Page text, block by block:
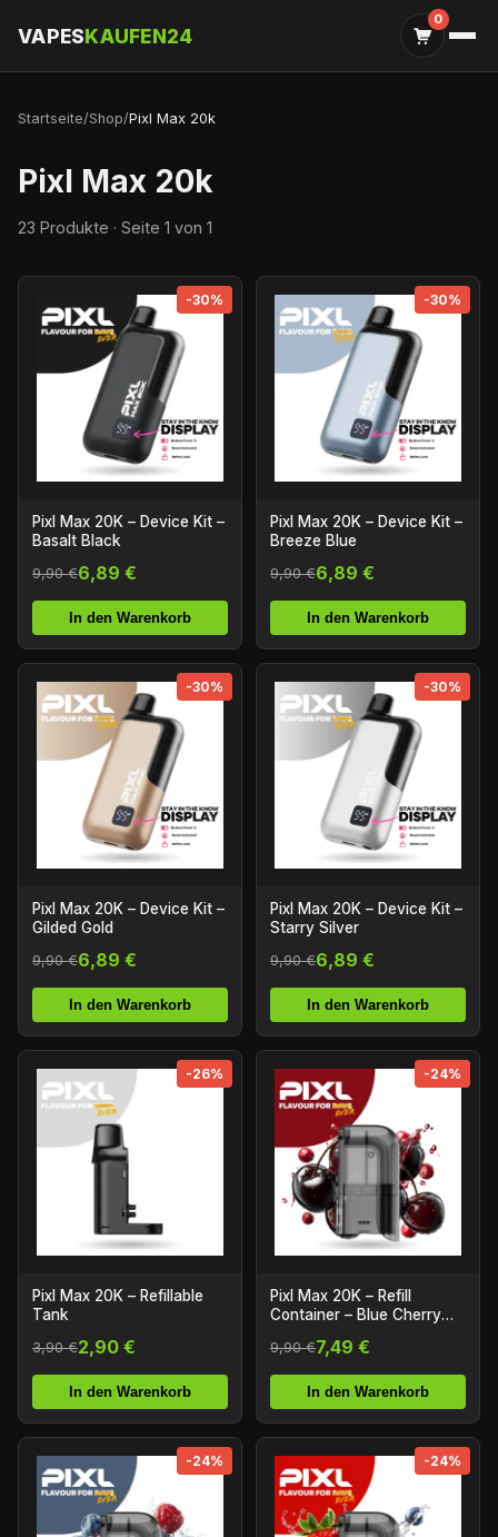
VAPESKAUFEN24
0
Startseite/Shop/Pixl Max 20k
Pixl Max 20k
23 Produkte · Seite 1 von 1
-30%
Pixl Max 20K – Device Kit –
Basalt Black
9,90 €6,89 €
In den Warenkorb
-30%
Pixl Max 20K – Device Kit –
Breeze Blue
9,90 €6,89 €
In den Warenkorb
-30%
Pixl Max 20K – Device Kit –
Gilded Gold
9,90 €6,89 €
In den Warenkorb
-30%
Pixl Max 20K – Device Kit –
Starry Silver
9,90 €6,89 €
In den Warenkorb
-26%
Pixl Max 20K – Refillable
Tank
3,90 €2,90 €
In den Warenkorb
-24%
Pixl Max 20K – Refill
Container – Blue Cherry
9,90 €7,49 €
In den Warenkorb
-24% -24%